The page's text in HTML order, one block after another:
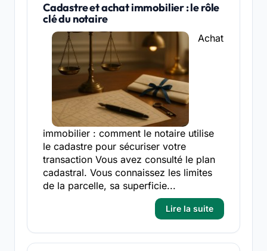
Cadastre et achat immobilier : le rôle
clé du notaire
Achat
immobilier : comment le notaire utilise
le cadastre pour sécuriser votre
transaction Vous avez consulté le plan
cadastral. Vous connaissez les limites
de la parcelle, sa superficie...
Lire la suite